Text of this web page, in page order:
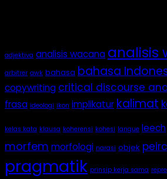
adjektiva analisis wacana analisis
arbitrer awk bahasa bahasa
copywriting critical discourse
frasa ideologi ikon implikatur kalimat
kelas kata klausa koherensi kohesi langue leech
morfem morfologi narasi objek
pragmatik prinsip kerja sama